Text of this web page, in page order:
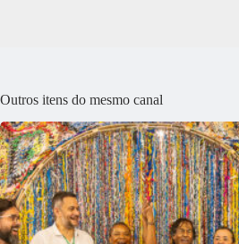
Outros itens do mesmo canal